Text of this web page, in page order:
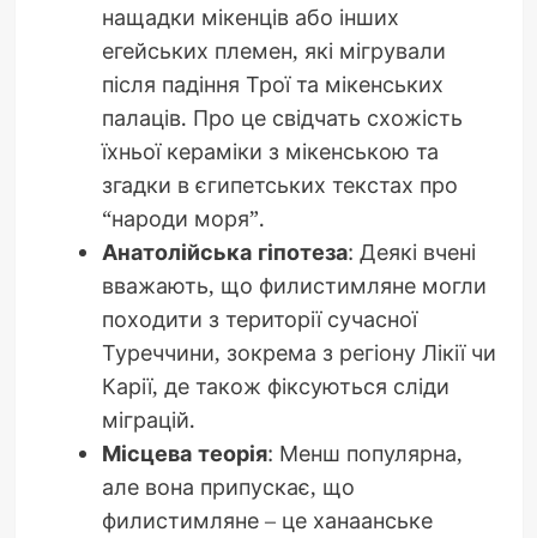
нащадки мікенців або інших
егейських племен, які мігрували
після падіння Трої та мікенських
палаців. Про це свідчать схожість
їхньої кераміки з мікенською та
згадки в єгипетських текстах про
“народи моря”.
Анатолійська гіпотеза: Деякі вчені
вважають, що филистимляне могли
походити з території сучасної
Туреччини, зокрема з регіону Лікії чи
Карії, де також фіксуються сліди
міграцій.
Місцева теорія: Менш популярна,
але вона припускає, що
филистимляне – це ханаанське